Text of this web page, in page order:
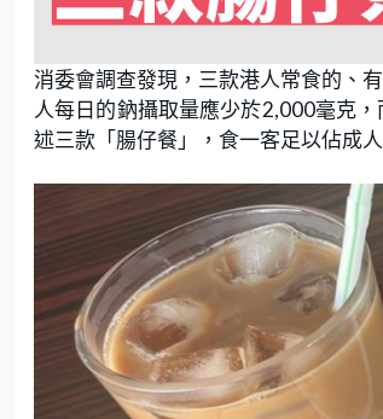
消委會調查發現，三款港人常食的、
人每日的鈉攝取量應少於2,000毫克
述三款「腸仔餐」，食一客足以佔成